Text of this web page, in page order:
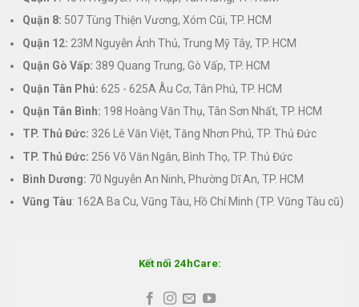
Quận 8: 507 Tùng Thiện Vương, Xóm Cũi, TP. HCM
Quận 12: 23M Nguyễn Ảnh Thủ, Trung Mỹ Tây, TP. HCM
Quận Gò Vấp: 389 Quang Trung, Gò Vấp, TP. HCM
Quận Tân Phú: 625 - 625A Âu Cơ, Tân Phú, TP. HCM
Quận Tân Bình: 198 Hoàng Văn Thụ, Tân Sơn Nhất, TP. HCM
TP. Thủ Đức: 326 Lê Văn Việt, Tăng Nhơn Phú, TP. Thủ Đức
TP. Thủ Đức: 256 Võ Văn Ngân, Bình Thọ, TP. Thủ Đức
Bình Dương: 70 Nguyễn An Ninh, Phường Dĩ An, TP. HCM
Vũng Tàu: 162A Ba Cu, Vũng Tàu, Hồ Chí Minh (TP. Vũng Tàu cũ)
Kết nối 24hCare: